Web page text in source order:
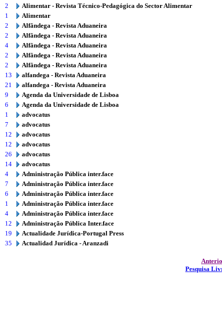
2
Alimentar - Revista Técnico-Pedagógica do Sector Alimentar
1
Alimentar
2
Alfândega - Revista Aduaneira
2
Alfândega - Revista Aduaneira
4
Alfândega - Revista Aduaneira
2
Alfândega - Revista Aduaneira
2
Alfândega - Revista Aduaneira
13
alfandega - Revista Aduaneira
21
alfandega - Revista Aduaneira
9
Agenda da Universidade de Lisboa
6
Agenda da Universidade de Lisboa
1
advocatus
7
advocatus
12
advocatus
12
advocatus
26
advocatus
14
advocatus
4
Administração Pública inter.face
7
Administração Pública inter.face
6
Administração Pública inter.face
1
Administração Pública inter.face
4
Administração Pública inter.face
12
Administração Pública Inter.face
19
Actualidade Jurídica-Portugal Press
35
Actualidad Jurídica - Aranzadi
Pesquisa